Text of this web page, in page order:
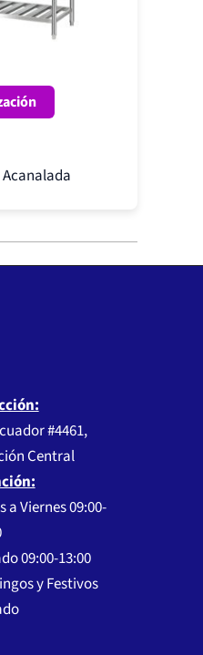
#4461,
Central
a Viernes 09:00-
09:00-13:00
y Festivos